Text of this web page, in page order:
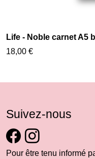
Life - Noble carnet A5
18,00 €
Suivez-nous
Pour être tenu informé